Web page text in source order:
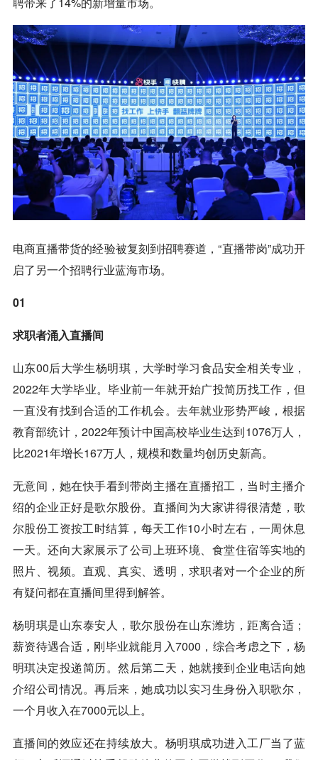
电商直播带货的经验被复刻到招聘赛道，“直播带岗”成功开
启了另一个招聘行业蓝海市场。
01
求职者涌入直播间
山东00后大学生杨明琪，大学时学习食品安全相关专业，
2022年大学毕业。毕业前一年就开始广投简历找工作，但
一直没有找到合适的工作机会。去年就业形势严峻，根据
教育部统计，2022年预计中国高校毕业生达到1076万人，
比2021年增长167万人，规模和数量均创历史新高。
无意间，她在快手看到带岗主播在直播招工，当时主播介
绍的企业正好是歌尔股份。直播间为大家讲得很清楚，歌
尔股份工资按工时结算，每天工作10小时左右，一周休息
一天。还向大家展示了公司上班环境、食堂住宿等实地的
照片、视频。直观、真实、透明，求职者对一个企业的所
有疑问都在直播间里得到解答。
杨明琪是山东泰安人，歌尔股份在山东潍坊，距离合适；
薪资待遇合适，刚毕业就能月入7000，综合考虑之下，杨
明琪决定投递简历。然后第二天，她就接到企业电话向她
介绍公司情况。再后来，她成功以实习生身份入职歌尔，
一个月收入在7000元以上。
直播间的效应还在持续放大。杨明琪成功进入工厂当了蓝